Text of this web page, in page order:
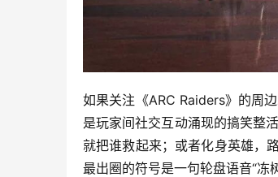
如果关注《ARC Raiders》的周
是玩家间社交互动涌现的搞笑整
就把谁救起来；或者化身英雄，
最出圈的符号是一句轮盘语音“冻